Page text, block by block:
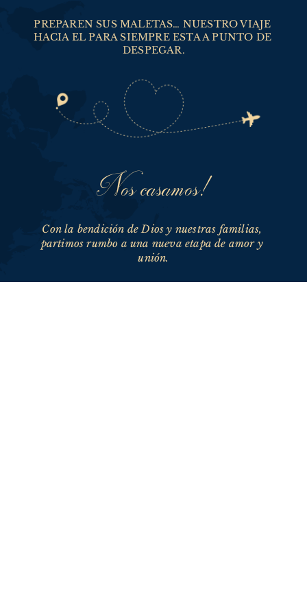
PREPAREN SUS MALETAS… NUESTRO VIAJE
HACIA EL PARA SIEMPRE ESTA A PUNTO DE
DESPEGAR.
Nos casamos!
Con la bendición de Dios y nuestras familias,
partimos rumbo a una nueva etapa de amor y
unión.